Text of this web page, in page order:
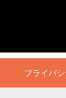
プライバ